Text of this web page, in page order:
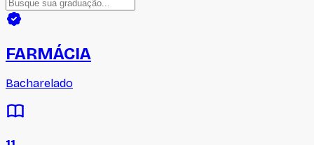
FARMÁCIA
Bacharelado